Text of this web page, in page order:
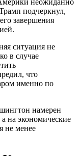
неожиданно
подчеркнул,
завершения
ситуация не
в случае
что
именно по
намерен
на экономические
не менее